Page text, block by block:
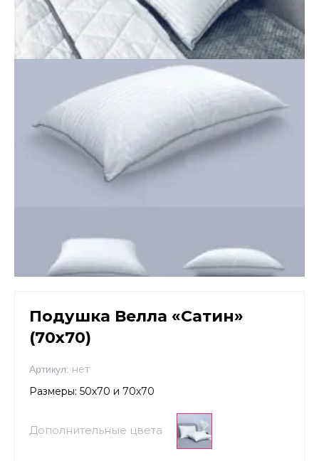
Подушка Велла «Сатин»
(70х70)
Артикул: нет
Размеры: 50х70 и 70х70
Дополнительные цвета